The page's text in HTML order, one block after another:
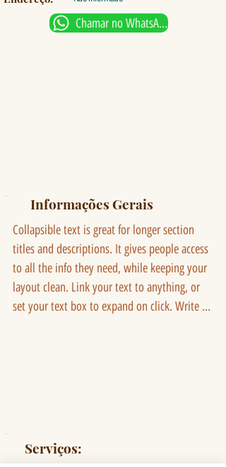
Chamar no WhatsApp
Informações Gerais
Collapsible text is great for longer section
titles and descriptions. It gives people access
to all the info they need, while keeping your
layout clean. Link your text to anything, or
set your text box to expand on click. Write
Serviços: